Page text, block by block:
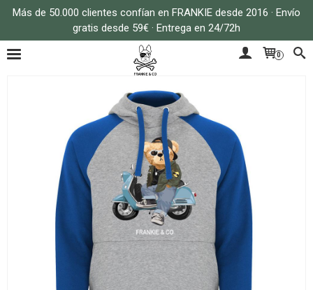
Más de 50.000 clientes confían en FRANKIE desde 2016 · Envío
gratis desde 59€ · Entrega en 24/72h
0